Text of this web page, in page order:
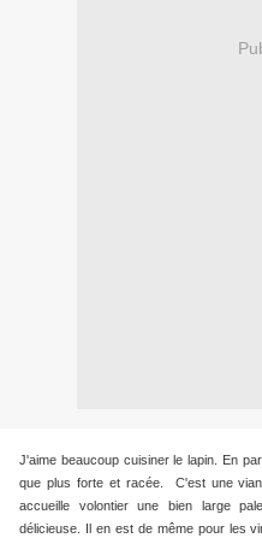
J'aime beaucoup cuisiner le lapin. En
que plus forte et racée. C'est une
accueille volontier une bien large
délicieuse. Il en est de même pour les